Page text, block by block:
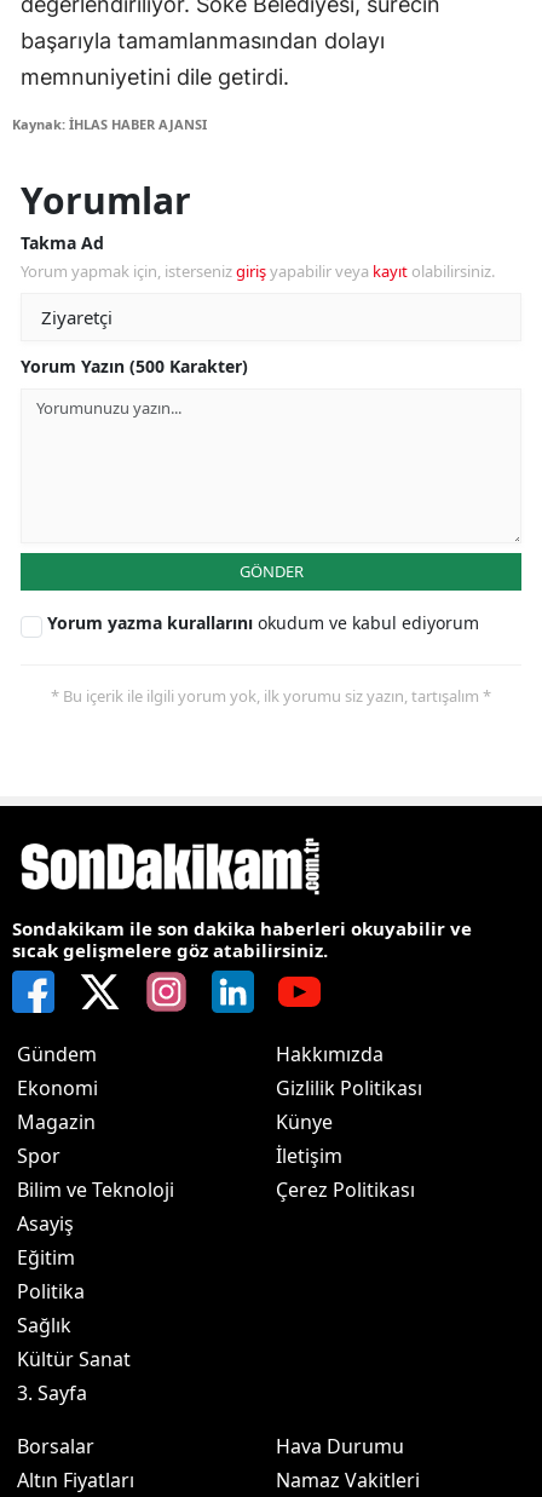
başarıyla tamamlanmasından dolayı
memnuniyetini dile getirdi.
Kaynak: İHLAS HABER AJANSI
Yorumlar
Takma Ad
Yorum yapmak için, istersenizgirişyapabilir veya kayıt olabilirsiniz.
Yorum Yazın (500 Karakter)
GÖNDER
Yorum yazma kurallarını okudum ve kabul ediyorum
* Bu içerik ile ilgili yorum yok, ilk yorumu siz yazın, tartışalım *
Sondakikam ile son dakika haberleri okuyabilir ve
sıcak gelişmelere göz atabilirsiniz.
Gündem
Ekonomi
Magazin
Spor
Bilim ve Teknoloji
Asayiş
Eğitim
Politika
Sağlık
Kültür Sanat
3. Sayfa
Hakkımızda
Gizlilik Politikası
Künye
İletişim
Çerez Politikası
Borsalar
Altın Fiyatları
Hava Durumu
Namaz Vakitleri